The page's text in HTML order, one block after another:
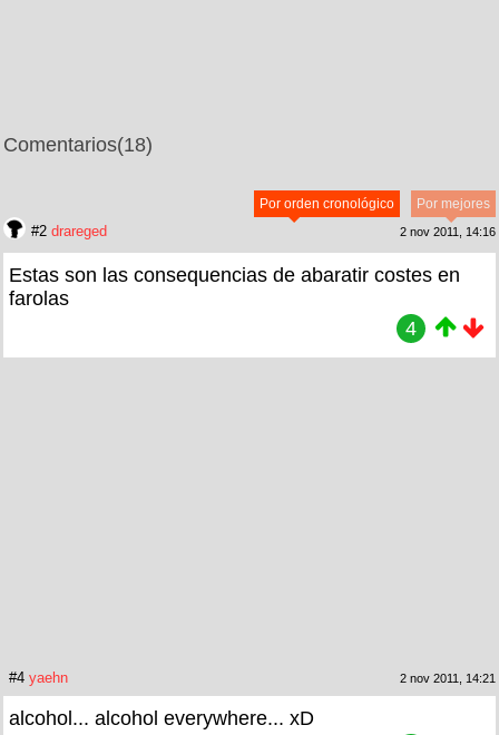
Comentarios(18)
Por mejores
Por orden cronológico
#2 drareged 2 nov 2011, 14:16
Estas son las consequencias de abaratir costes en
farolas
4
#4 yaehn 2 nov 2011, 14:21
alcohol... alcohol everywhere... xD